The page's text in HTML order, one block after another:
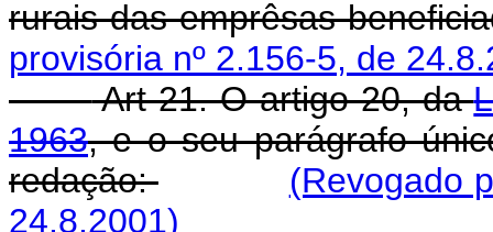
rurais das emprêsas
provisória nº 2.156-5, de
Art 21. O artigo 20, da
1963, e o seu parágrafo
redação:
(Revogado
24.8.2001)